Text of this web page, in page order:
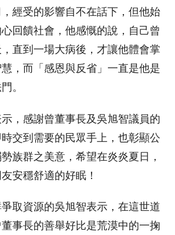
經受的影響自不在話下，但他始
回饋社會，他感慨的說，自己曾
直到一場大病後，才讓他體會掌
，而「感恩與反省」一直是他是
。
，感謝曾董事長及吳旭智議員的
交到需要的民眾手上，也彰顯公
族群之美意，希望在炎炎夏日，
安穩舒適的好眠！
取資源的吳旭智表示，在這世道
事長的善舉好比是荒漠中的一掬